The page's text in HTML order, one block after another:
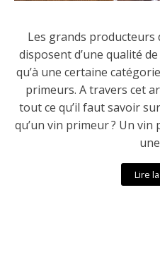
Les grands producteurs
disposent d’une qualité
qu’à une certaine
primeurs. A travers cet
tout ce qu’il faut savoir
qu’un vin primeur ? Un
Lire